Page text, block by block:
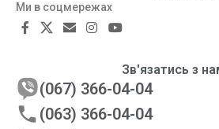
Ми в соцмережах
Зв'язатись з
(067) 366-04-04
(063) 366-04-04